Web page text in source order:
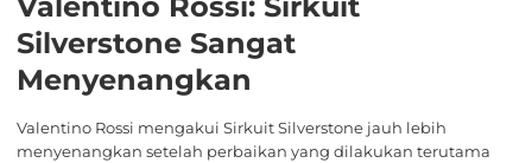
Valentino Rossi: Sirkuit
Silverstone Sangat
Menyenangkan
Valentino Rossi mengakui Sirkuit Silverstone jauh lebih
menyenangkan setelah perbaikan yang dilakukan terutama